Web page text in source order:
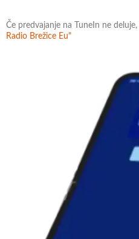
Če predvajanje na TuneIn ne
Radio Brežice Eu"